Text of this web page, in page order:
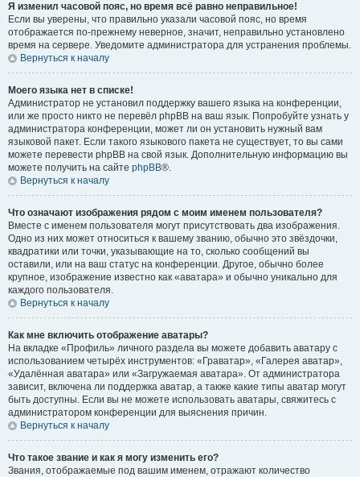
Я изменил часовой пояс, но время всё равно неправильное!
Если вы уверены, что правильно указали часовой пояс, но время
отображается по-прежнему неверное, значит, неправильно установлено
время на сервере. Уведомите администратора для устранения проблемы.
Вернуться к началу
Моего языка нет в списке!
Администратор не установил поддержку вашего языка на конференции,
или же просто никто не перевёл phpBB на ваш язык. Попробуйте узнать у
администратора конференции, может ли он установить нужный вам
языковой пакет. Если такого языкового пакета не существует, то вы сами
можете перевести phpBB на свой язык. Дополнительную информацию вы
можете получить на сайте phpBB®.
Вернуться к началу
Что означают изображения рядом с моим именем пользователя?
Вместе с именем пользователя могут присутствовать два изображения.
Одно из них может относиться к вашему званию, обычно это звёздочки,
квадратики или точки, указывающие на то, сколько сообщений вы
оставили, или на ваш статус на конференции. Другое, обычно более
крупное, изображение известно как «аватара» и обычно уникально для
каждого пользователя.
Вернуться к началу
Как мне включить отображение аватары?
На вкладке «Профиль» личного раздела вы можете добавить аватару с
использованием четырёх инструментов: «Граватар», «Галерея аватар»,
«Удалённая аватара» или «Загружаемая аватара». От администратора
зависит, включена ли поддержка аватар, а также какие типы аватар могут
быть доступны. Если вы не можете использовать аватары, свяжитесь с
администратором конференции для выяснения причин.
Вернуться к началу
Что такое звание и как я могу изменить его?
Звания, отображаемые под вашим именем, отражают количество